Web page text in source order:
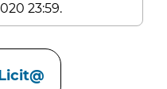
23:59.